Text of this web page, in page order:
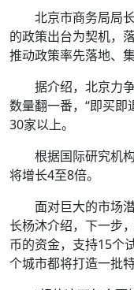
北京市商务局局
的政策出台为契机，
推动政策率先落地、集
据介绍，北京力
数量翻一番，“即买即
30家以上。
根据国际研究机
将增长4至8倍。
面对巨大的市场
长杨沐介绍，下一步
币的资金，支持15个
个城市都将打造一批